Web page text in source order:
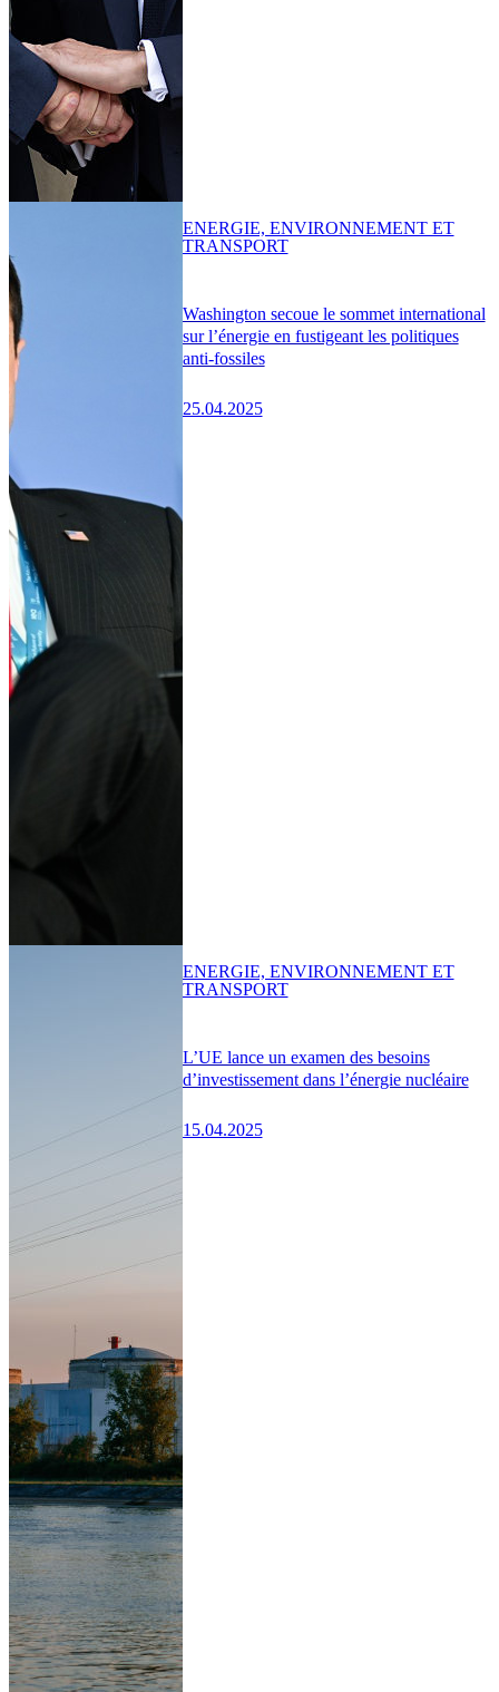
Washington secoue le sommet international
sur l’énergie en fustigeant les politiques
anti-fossiles
25.04.2025
ENERGIE, ENVIRONNEMENT ET
TRANSPORT
L’UE lance un examen des besoins
d’investissement dans l’énergie nucléaire
15.04.2025
ENERGIE, ENVIRONNEMENT ET
TRANSPORT